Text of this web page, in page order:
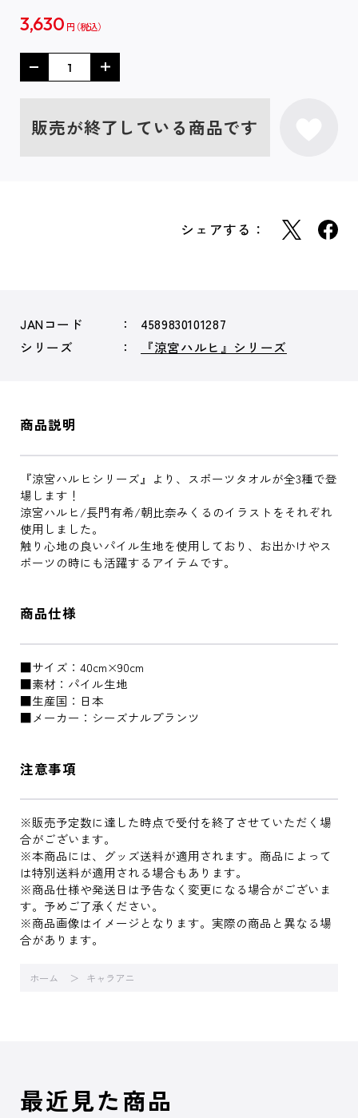
3,630 円
販売が終了している商品です
シェアする：
JANコード
4589830101287
シリーズ
『涼宮ハルヒ』シリーズ
商品説明
『涼宮ハルヒシリーズ』より、スポーツタオルが全3種で登
場します！
涼宮ハルヒ/長門有希/朝比奈みくるのイラストをそれぞれ
使用しました。
触り心地の良いパイル生地を使用しており、お出かけやス
ポーツの時にも活躍するアイテムです。
商品仕様
■サイズ：40cm×90cm
■素材：パイル生地
■生産国：日本
■メーカー：シーズナルプランツ
注意事項
※販売予定数に達した時点で受付を終了させていただく場
合がございます。
※本商品には、グッズ送料が適用されます。商品によって
は特別送料が適用される場合もあります。
※商品仕様や発送日は予告なく変更になる場合がございま
す。予めご了承ください。
※商品画像はイメージとなります。実際の商品と異なる場
合があります。
ホーム キャラアニ
最近見た商品